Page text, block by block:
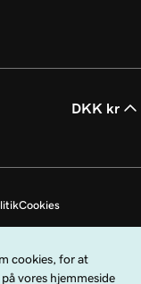
DKK kr
Cookies
LLC. Alle rettigheder